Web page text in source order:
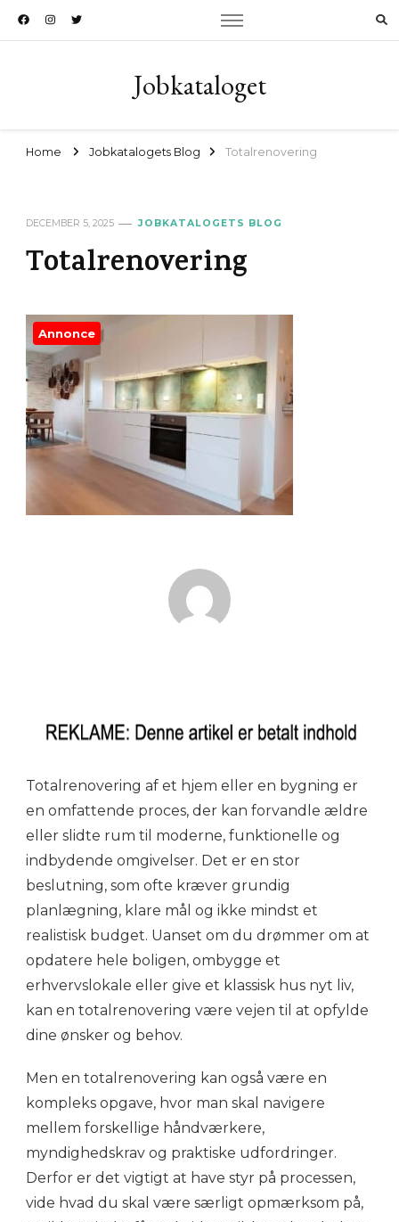
Jobkataloget
Home Jobkatalogets Blog Totalrenovering
DECEMBER 5, 2025 JOBKATALOGETS BLOG
Totalrenovering
Annonce
Totalrenovering af et hjem eller en bygning er
en omfattende proces, der kan forvandle ældre
eller slidte rum til moderne, funktionelle og
indbydende omgivelser. Det er en stor
beslutning, som ofte kræver grundig
planlægning, klare mål og ikke mindst et
realistisk budget. Uanset om du drømmer om at
opdatere hele boligen, ombygge et
erhvervslokale eller give et klassisk hus nyt liv,
kan en totalrenovering være vejen til at opfylde
dine ønsker og behov.
Men en totalrenovering kan også være en
kompleks opgave, hvor man skal navigere
mellem forskellige håndværkere,
myndighedskrav og praktiske udfordringer.
Derfor er det vigtigt at have styr på processen,
vide hvad du skal være særligt opmærksom på,